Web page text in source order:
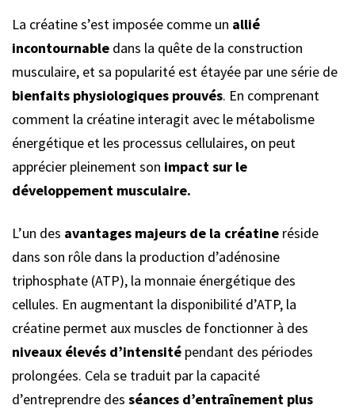
La créatine s’est imposée comme un allié
incontournable dans la quête de la construction
musculaire, et sa popularité est étayée par une série de
bienfaits physiologiques prouvés. En comprenant
comment la créatine interagit avec le métabolisme
énergétique et les processus cellulaires, on peut
apprécier pleinement son impact sur le
développement musculaire.
L’un des avantages majeurs de la créatine réside
dans son rôle dans la production d’adénosine
triphosphate (ATP), la monnaie énergétique des
cellules. En augmentant la disponibilité d’ATP, la
créatine permet aux muscles de fonctionner à des
niveaux élevés d’intensité pendant des périodes
prolongées. Cela se traduit par la capacité
d’entreprendre des séances d’entraînement plus